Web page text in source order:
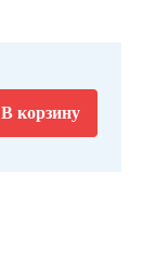
В корзину